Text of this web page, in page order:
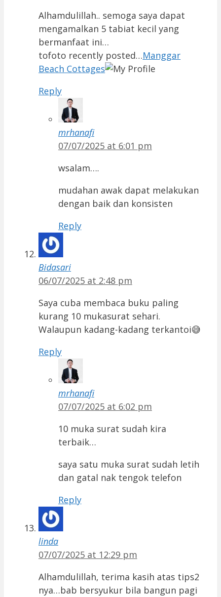
Alhamdulillah.. semoga saya dapat
mengamalkan 5 tabiat kecil yang
bermanfaat ini…
tofoto recently posted…Manggar
Beach Cottages
Reply
mrhanafi
07/07/2025 at 6:01 pm
wsalam….
mudahan awak dapat melakukan
dengan baik dan konsisten
Reply
Bidasari
06/07/2025 at 2:48 pm
Saya cuba membaca buku paling
kurang 10 mukasurat sehari.
Walaupun kadang-kadang terkantoi😅
Reply
mrhanafi
07/07/2025 at 6:02 pm
10 muka surat sudah kira
terbaik…
saya satu muka surat sudah letih
dan gatal nak tengok telefon
Reply
linda
07/07/2025 at 12:29 pm
Alhamdulillah, terima kasih atas tips2
nya…bab bersyukur bila bangun pagi